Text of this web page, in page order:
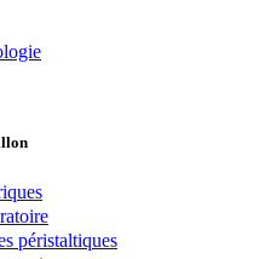
péristaltiques